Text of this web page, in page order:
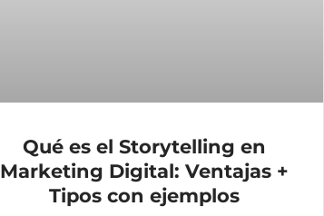
Qué es el Storytelling en
Marketing Digital: Ventajas +
Tipos con ejemplos